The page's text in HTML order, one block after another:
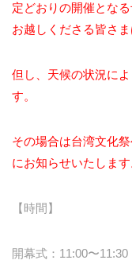
定どおりの開催となる
お越しくださる皆さ
但し、天候の状況に
す。
その場合は台湾文化
にお知らせいたします
【時間】
開幕式：11:00〜